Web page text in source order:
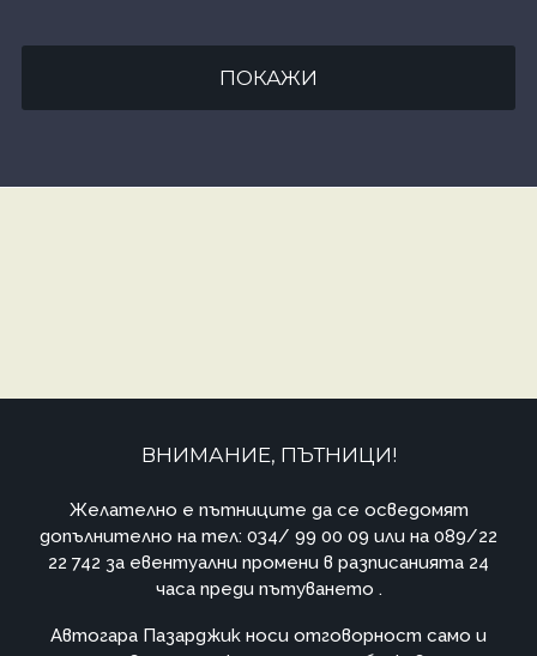
ПОКАЖИ
ВНИМАНИЕ, ПЪТНИЦИ!
Желателно е пътниците да се осведомят
допълнително на тел: 034/ 99 00 09 или на 089/22
22 742 за евентуални промени в разписанията 24
часа преди пътуването .
Автогара Пазарджик носи отговорност само и